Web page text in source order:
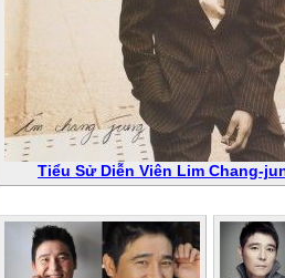
Tiểu Sử Diễn Viên Lim Chang-